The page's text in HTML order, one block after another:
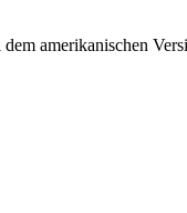
amerikanischen